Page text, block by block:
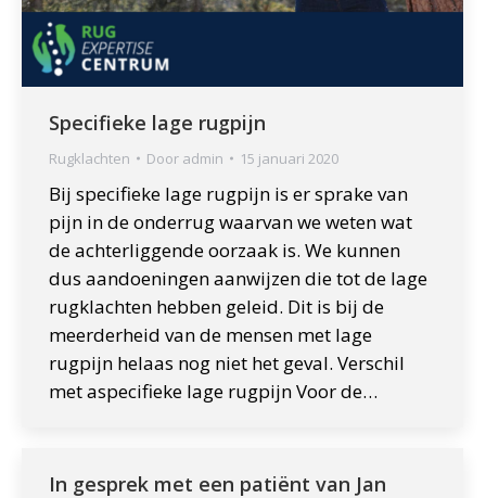
Specifieke lage rugpijn
Rugklachten Door admin 15 januari 2020
Bij specifieke lage rugpijn is er sprake van
pijn in de onderrug waarvan we weten wat
de achterliggende oorzaak is. We kunnen
dus aandoeningen aanwijzen die tot de lage
rugklachten hebben geleid. Dit is bij de
meerderheid van de mensen met lage
rugpijn helaas nog niet het geval. Verschil
met aspecifieke lage rugpijn Voor de…
In gesprek met een patiënt van Jan